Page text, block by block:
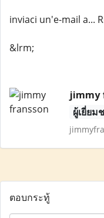
inviaci un'e-mail a...
&lrm;
jimmy
ผู้เยี่ยม
ตอบกระทู้